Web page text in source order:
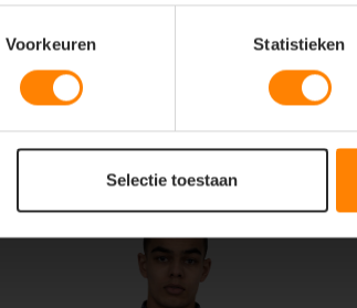
Voorkeuren Statistieken
Selectie toestaan